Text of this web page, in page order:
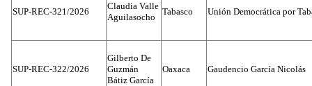
SUP-REC-321/2026
Claudia Valle
Aguilasocho
Tabasco Unión Democrática por
SUP-REC-322/2026
Gilberto De
Guzmán
Bátiz García
Oaxaca Gaudencio García Nicolás